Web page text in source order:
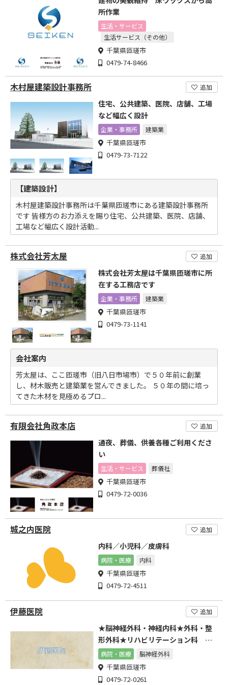
所作業
生活・サービス
生活サービス（その他）
千葉県匝瑳市
0479-74-8466
木村屋建築設計事務所 追加
住宅、公共建築、医院、店舗、工場
など幅広く設計
企業・事務所 建築業
千葉県匝瑳市
0479-73-7122
【建築設計】
木村屋建築設計事務所は千葉県匝瑳市にある建築設計事務所
です 皆様方のお力添えを賜り住宅、公共建築、医院、店舗、
工場など幅広く設計活動...
株式会社芳太屋 追加
株式会社芳太屋は千葉県匝瑳市に所
在する工務店です
企業・事務所 建築業
千葉県匝瑳市
0479-73-1141
会社案内
芳太屋は、ここ匝瑳市（旧八日市場市）で５０年前に創業
し、材木販売と建築業を営んできました。 ５０年の間に培っ
てきた木材を見極めるプロ...
有限会社角政本店 追加
通夜、葬儀、供養各種ご利用くださ
い
生活・サービス 葬儀社
千葉県匝瑳市
0479-72-0036
城之内医院 追加
内科／小児科／皮膚科
病院・医療 内科
千葉県匝瑳市
0479-72-4511
伊藤医院 追加
★脳神経外科・神経内科★外科・整
形外科★リハビリテーション科 お
気軽にご相談ください
病院・医療 脳神経外科
千葉県匝瑳市
0479-72-0261